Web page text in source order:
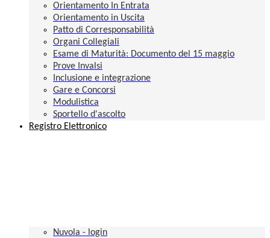
Orientamento In Entrata
Orientamento in Uscita
Patto di Corresponsabilità
Organi Collegiali
Esame di Maturità: Documento del 15 maggio
Prove Invalsi
Inclusione e integrazione
Gare e Concorsi
Modulistica
Sportello d'ascolto
Registro Elettronico
Nuvola - login